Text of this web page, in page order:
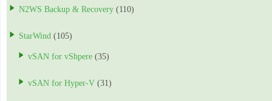
N2WS Backup & Recovery (110)
StarWind (105)
vSAN for vShpere (35)
vSAN for Hyper-V (31)